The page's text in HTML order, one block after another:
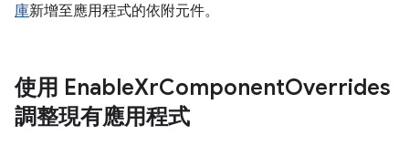
庫新增至應用程式的依附元件。
使用 EnableXrComponentOverrides
調整現有應用程式